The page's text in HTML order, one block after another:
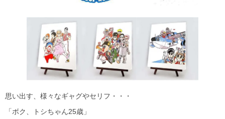
思い出す、様々なギャグやセリフ・・・
「ボク、トシちゃん25歳」